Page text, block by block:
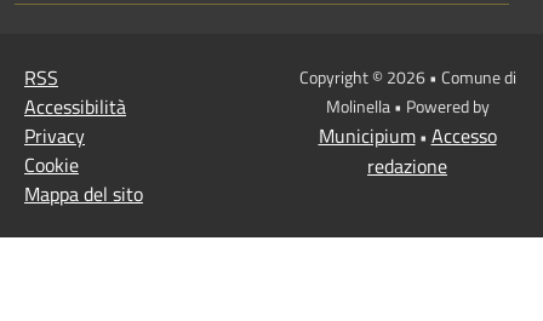
RSS
Accessibilità
Privacy
Cookie
Mappa del sito
Copyright © 2026 • Comune di
Molinella • Powered by
Municipium• Accesso
redazione